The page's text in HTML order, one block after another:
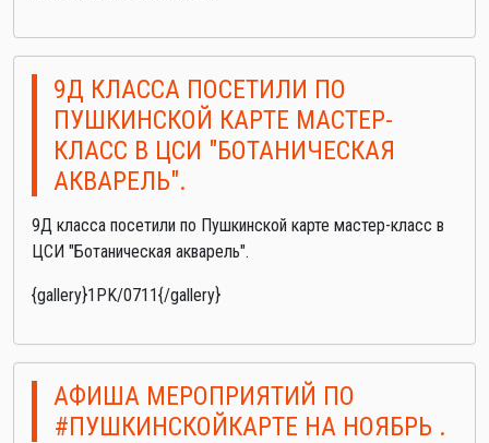
9Д КЛАССА ПОСЕТИЛИ ПО
ПУШКИНСКОЙ КАРТЕ МАСТЕР-
КЛАСС В ЦСИ "БОТАНИЧЕСКАЯ
АКВАРЕЛЬ".
9Д класса посетили по Пушкинской карте мастер-класс в
ЦСИ "Ботаническая акварель".
{gallery}1PK/0711{/gallery}
АФИША МЕРОПРИЯТИЙ ПО
#ПУШКИНСКОЙКАРТЕ НА НОЯБРЬ .